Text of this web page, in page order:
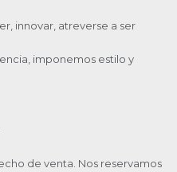
innovar, atreverse a ser
imponemos estilo y
de venta. Nos reservamos